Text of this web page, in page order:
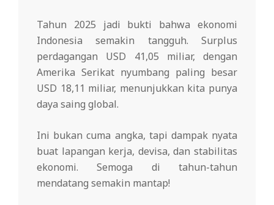
Tahun 2025 jadi bukti bahwa ekonomi
Indonesia semakin tangguh. Surplus
perdagangan USD 41,05 miliar, dengan
Amerika Serikat nyumbang paling besar
USD 18,11 miliar, menunjukkan kita punya
daya saing global.
Ini bukan cuma angka, tapi dampak nyata
buat lapangan kerja, devisa, dan stabilitas
ekonomi. Semoga di tahun-tahun
mendatang semakin mantap!